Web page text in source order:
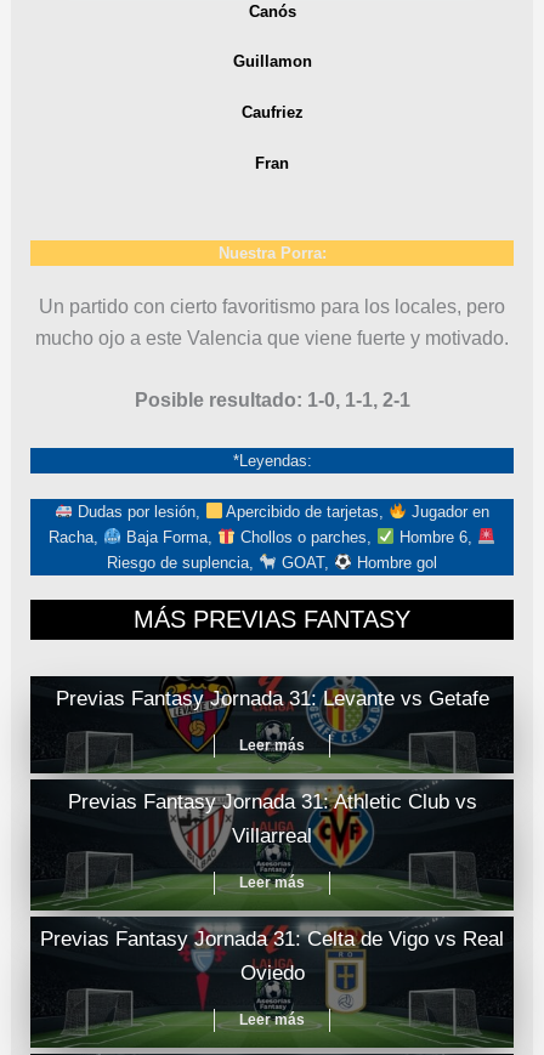
Canós
Guillamon
Caufriez
Fran
Nuestra Porra:
Un partido con cierto favoritismo para los locales, pero
mucho ojo a este Valencia que viene fuerte y motivado.
Posible resultado: 1-0, 1-1, 2-1
*Leyendas:
Dudas por lesión, Apercibido de tarjetas,
Jugador en
Racha,
Baja Forma, Chollos o parches,
Hombre 6,
Riesgo de suplencia,
GOAT, Hombre gol
MÁS PREVIAS FANTASY
Previas Fantasy Jornada 31: Levante vs Getafe
Leer más
Previas Fantasy Jornada 31: Athletic Club vs
Villarreal
Leer más
Previas Fantasy Jornada 31: Celta de Vigo vs Real
Oviedo
Leer más